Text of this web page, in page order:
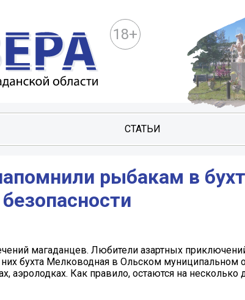
18+
СТАТЬИ
рыбакам в
магаданцев. Любители азартных
бухта Мелководная в Ольском муниципальном
аэролодках. Как правило, остаются на несколько